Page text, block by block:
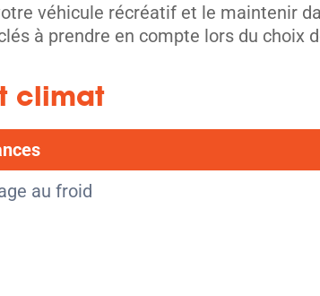
véhicule récréatif et le maintenir
à prendre en compte lors du choix
climat
au froid